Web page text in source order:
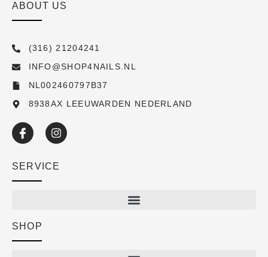
ABOUT US
(316) 21204241
INFO@SHOP4NAILS.NL
NL002460797B37
8938AX LEEUWARDEN NEDERLAND
SERVICE
SHOP